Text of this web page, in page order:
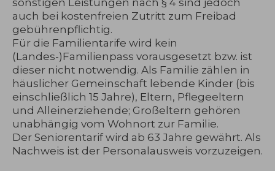
sonstigen Leistungen nach § 4 sind jedoch
auch bei kostenfreien Zutritt zum Freibad
gebührenpflichtig.
Für die Familientarife wird kein
(Landes-)Familienpass vorausgesetzt bzw. ist
dieser nicht notwendig. Als Familie zählen in
häuslicher Gemeinschaft lebende Kinder (bis
einschließlich 15 Jahre), Eltern, Pflegeeltern
und Alleinerziehende; Großeltern gehören
unabhängig vom Wohnort zur Familie.
Der Seniorentarif wird ab 63 Jahre gewährt. Als
Nachweis ist der Personalausweis vorzuzeigen.